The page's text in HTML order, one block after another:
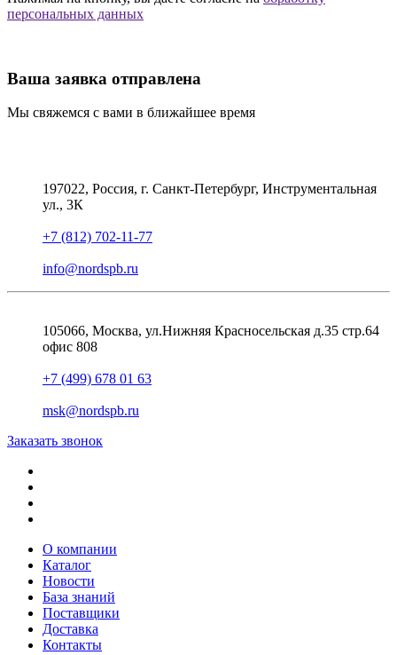
персональных данных
Ваша заявка отправлена
Мы свяжемся с вами в ближайшее время
197022, Россия, г. Санкт-Петербург, Инструментальная
ул., 3К
+7 (812) 702-11-77
info@nordspb.ru
105066, Москва, ул.Нижняя Красносельская д.35 стр.64
офис 808
+7 (499) 678 01 63
msk@nordspb.ru
Заказать звонок
О компании
Каталог
Новости
База знаний
Поставщики
Доставка
Контакты